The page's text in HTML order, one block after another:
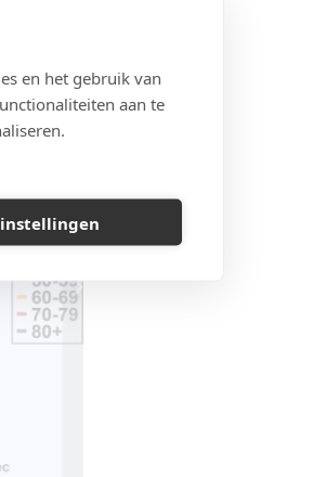
en het gebruik van
aan te
instellingen